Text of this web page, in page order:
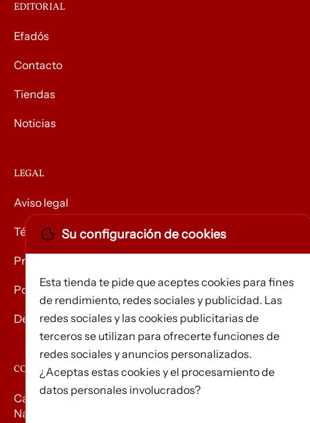
EDITORIAL
Efadós
Contacto
Tiendas
Noticias
LEGAL
Aviso legal
Términos y condiciones
Privacidad
Política de Cookies
Devolución de mercancías
CONTACTO
Carrer d’Edison, 3
Nau A. Polígon industrial Les Torrenteres
Su configuración de cookies
Esta tienda te pide que aceptes cookies para fines
de rendimiento, redes sociales y publicidad. Las
redes sociales y las cookies publicitarias de
terceros se utilizan para ofrecerte funciones de
redes sociales y anuncios personalizados.
¿Aceptas estas cookies y el procesamiento de
datos personales involucrados?